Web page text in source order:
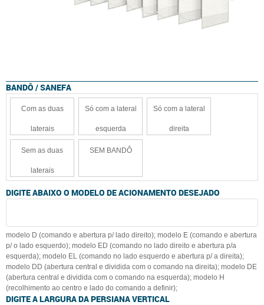
BANDÔ / SANEFA
Com as duas
laterais
Só com a lateral
esquerda
Só com a lateral
direita
Sem as duas
laterais
SEM BANDÔ
DIGITE ABAIXO O MODELO DE ACIONAMENTO DESEJADO
modelo D (comando e abertura p/ lado direito); modelo E (comando e abertura
p/ o lado esquerdo); modelo ED (comando no lado direito e abertura p/a
esquerda); modelo EL (comando no lado esquerdo e abertura p/ a direita);
modelo DD (abertura central e dividida com o comando na direita); modelo DE
(abertura central e dividida com o comando na esquerda); modelo H
(recolhimento ao centro e lado do comando a definir);
DIGITE A LARGURA DA PERSIANA VERTICAL